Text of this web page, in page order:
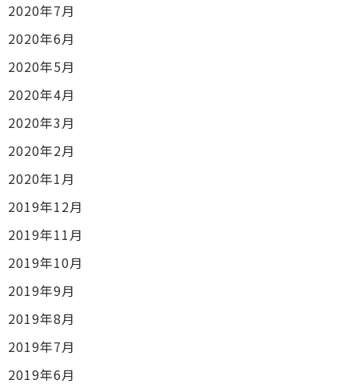
2020年7月
2020年6月
2020年5月
2020年4月
2020年3月
2020年2月
2020年1月
2019年12月
2019年11月
2019年10月
2019年9月
2019年8月
2019年7月
2019年6月